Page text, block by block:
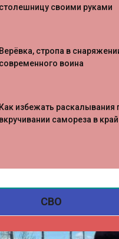
столешницу своими руками
Верёвка, стропа в
современного воина
Как избежать раскалывания
вкручивании самореза в
СВО